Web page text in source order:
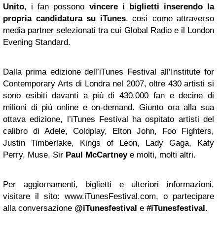
Unito, i fan possono vincere i biglietti inserendo la
propria candidatura su iTunes, così come attraverso
media partner selezionati tra cui Global Radio e il London
Evening Standard.
Dalla prima edizione dell’iTunes Festival all’Institute for
Contemporary Arts di Londra nel 2007, oltre 430 artisti si
sono esibiti davanti a più di 430.000 fan e decine di
milioni di più online e on-demand. Giunto ora alla sua
ottava edizione, l’iTunes Festival ha ospitato artisti del
calibro di Adele, Coldplay, Elton John, Foo Fighters,
Justin Timberlake, Kings of Leon, Lady Gaga, Katy
Perry, Muse, Sir Paul McCartneye molti, molti altri.
Per aggiornamenti, biglietti e ulteriori informazioni,
visitare il sito: www.iTunesFestival.com, o partecipare
alla conversazione @iTunesfestival e #iTunesfestival.